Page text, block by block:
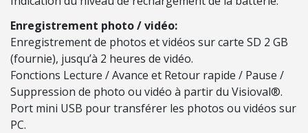
P
E
M
E
N
T
Enregistrement photo / vidéo:
Enregistrement de photos et vidéos sur carte SD 2 GB
(fournie), jusqu’à 2 heures de vidéo.
Fonctions Lecture / Avance et Retour rapide / Pause /
Suppression de photo ou vidéo à partir du Visioval®.
Port mini USB pour transférer les photos ou vidéos sur
PC.